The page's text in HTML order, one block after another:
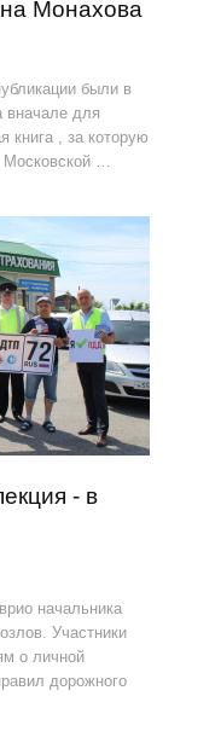
Монахова
были в
вначале для
книга , за которую
…
- в
начальника
Участники
о личной
дорожного